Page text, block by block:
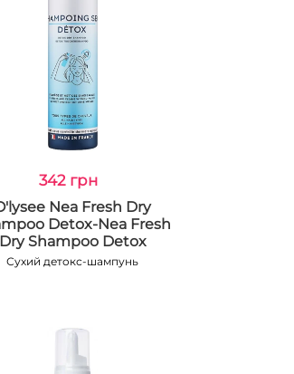
342 грн
Nea Fresh Dry
Detox-Nea Fresh
Dry Shampoo Detox
Сухий детокс-шампунь